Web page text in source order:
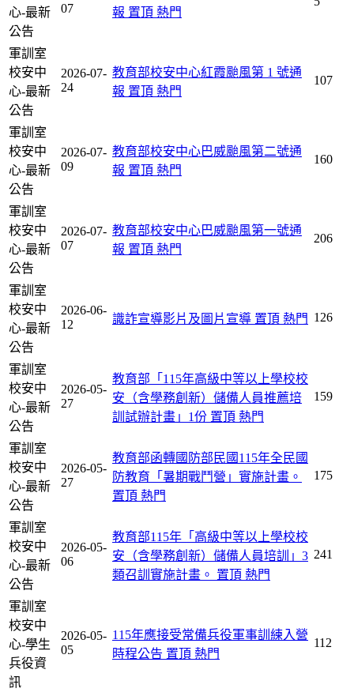
心-最新
公告
07
報 置頂 熱門
軍訓室
校安中
心-最新
公告
2026-07-
24
教育部校安中心紅霞颱風第 1 號通
報 置頂 熱門
107
軍訓室
校安中
心-最新
公告
2026-07-
09
教育部校安中心巴威颱風第二號通
報 置頂 熱門
160
軍訓室
校安中
心-最新
公告
2026-07-
07
教育部校安中心巴威颱風第一號通
報 置頂 熱門
206
軍訓室
校安中
心-最新
公告
2026-06-
12
識詐宣導影片及圖片宣導 置頂 熱門 126
軍訓室
校安中
心-最新
公告
2026-05-
27
教育部「115年高級中等以上學校校
安（含學務創新）儲備人員推薦培
訓試辦計畫」1份 置頂 熱門
159
軍訓室
校安中
心-最新
公告
2026-05-
27
教育部函轉國防部民國115年全民國
防教育「暑期戰鬥營」實施計畫。
置頂 熱門
175
軍訓室
校安中
心-最新
公告
2026-05-
06
教育部115年「高級中等以上學校校
安（含學務創新）儲備人員培訓」3
類召訓實施計畫。 置頂 熱門
241
軍訓室
校安中
心-學生
兵役資
訊
2026-05-
05
115年應接受常備兵役軍事訓練入營
時程公告 置頂 熱門
112